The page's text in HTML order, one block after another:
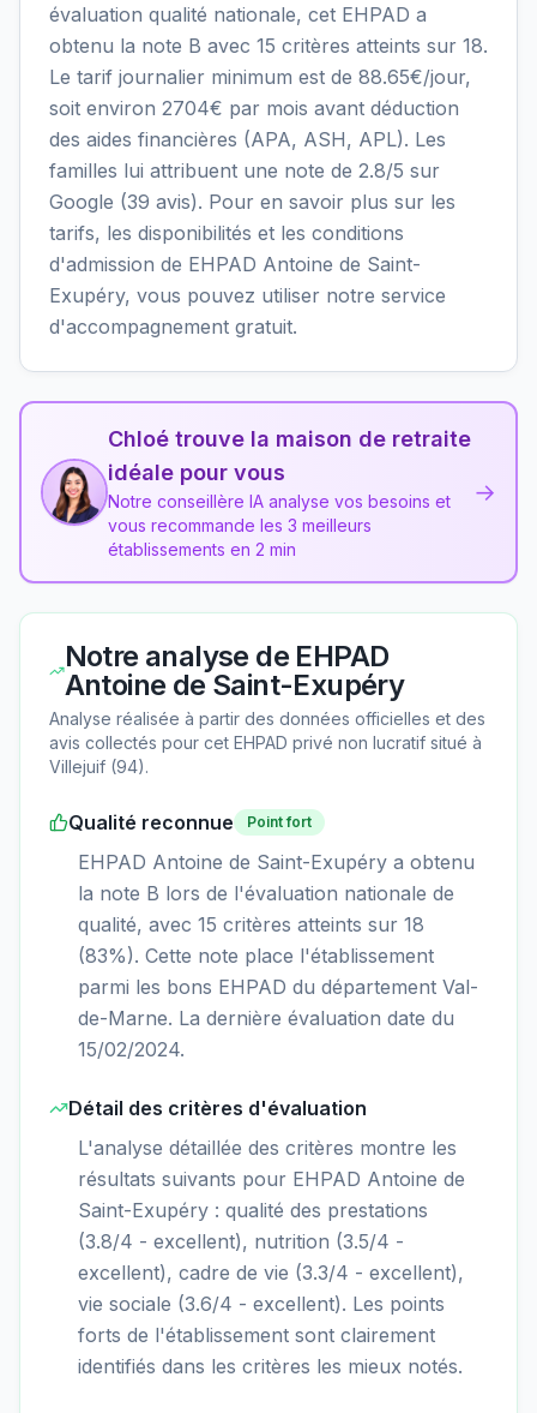
évaluation qualité nationale, cet EHPAD a
obtenu la note B avec 15 critères atteints sur 18.
Le tarif journalier minimum est de 88.65€/jour,
soit environ 2704€ par mois avant déduction
des aides financières (APA, ASH, APL). Les
familles lui attribuent une note de 2.8/5 sur
Google (39 avis). Pour en savoir plus sur les
tarifs, les disponibilités et les conditions
d'admission de EHPAD Antoine de Saint-
Exupéry, vous pouvez utiliser notre service
d'accompagnement gratuit.
Chloé trouve la maison de retraite
idéale pour vous
Notre conseillère IA analyse vos besoins et
vous recommande les 3 meilleurs
établissements en 2 min
→
Notre analyse de EHPAD
Antoine de Saint-Exupéry
Analyse réalisée à partir des données officielles et des
avis collectés pour cet EHPAD privé non lucratif situé à
Villejuif (94).
Qualité reconnue Point fort
EHPAD Antoine de Saint-Exupéry a obtenu
la note B lors de l'évaluation nationale de
qualité, avec 15 critères atteints sur 18
(83%). Cette note place l'établissement
parmi les bons EHPAD du département Val-
de-Marne. La dernière évaluation date du
15/02/2024.
Détail des critères d'évaluation
L'analyse détaillée des critères montre les
résultats suivants pour EHPAD Antoine de
Saint-Exupéry : qualité des prestations
(3.8/4 - excellent), nutrition (3.5/4 -
excellent), cadre de vie (3.3/4 - excellent),
vie sociale (3.6/4 - excellent). Les points
forts de l'établissement sont clairement
identifiés dans les critères les mieux notés.